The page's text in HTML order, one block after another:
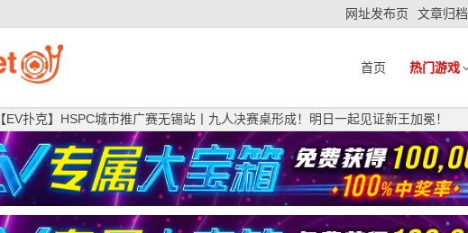
网址发布页 文章归档
首页 热门游戏
【EV扑克】HSPC城市推广赛无锡站丨九人决赛桌形成！明日一起见证新王加冕！